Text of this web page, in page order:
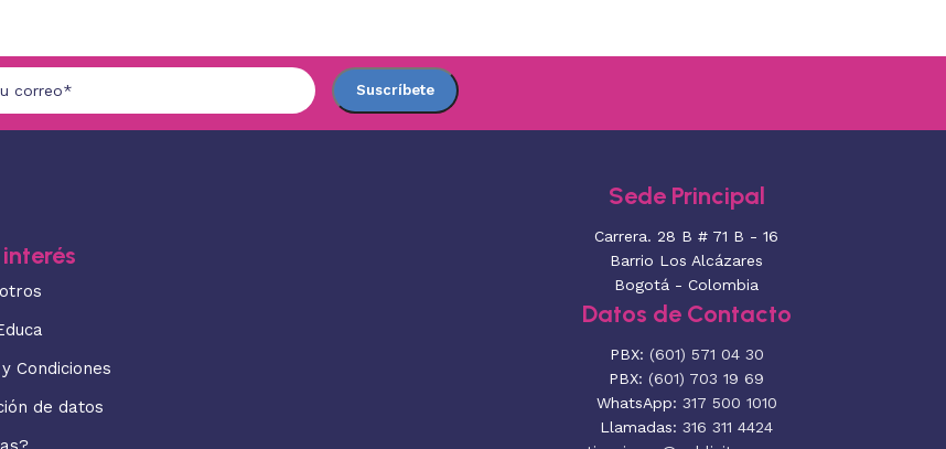
Condiciones
de datos
Sede Principal
Carrera. 28 B # 71 B - 16
Barrio Los Alcázares
Bogotá - Colombia
Datos de Contacto
PBX: (601) 571 04 30
PBX: (601) 703 19 69
WhatsApp: 317 500 1010
Llamadas:316 311 4424